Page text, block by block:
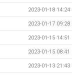
2023-01-18 14:24
2023-01-17 09:28
2023-01-15 14:51
2023-01-15 08:41
2023-01-13 21:43